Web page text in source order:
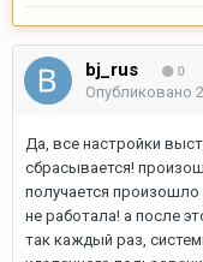
bj_rus 0
Опубликовано
Да, все настройки
сбрасывается!
получается
не работала! а после
так каждый раз,